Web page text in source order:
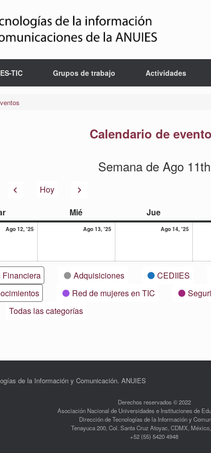
TIC Grupos de trabajo Actividades
Calendario de
Semana de Ago 11th
AnteriorHoy Siguiente
martes Miémiércoles Juejueves
Ago 12, '2512
Ago 13, '2513
Ago 14, '2514
Financiera Adquisiciones CEDIIES
Red de mujeres en TIC
Todas las categorías
de la Información y Comunicación. ANUIES
Derechos reservados © 2022
Asociación Nacional de Universidades e Instituciones de
Dirección de Tecnologías de la Información y
Tenayuca 200, Col. Santa Cruz Atoyac, CDMX,
+52 (55) 5420 4948